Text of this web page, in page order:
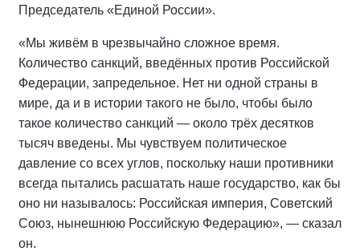
Председатель «Единой России».
«Мы живём в чрезвычайно сложное время.
Количество санкций, введённых против Российской
Федерации, запредельное. Нет ни одной страны в
мире, да и в истории такого не было, чтобы было
такое количество санкций — около трёх десятков
тысяч введены. Мы чувствуем политическое
давление со всех углов, поскольку наши противники
всегда пытались расшатать наше государство, как бы
оно ни называлось: Российская империя, Советский
Союз, нынешнюю Российскую Федерацию», — сказал
он.